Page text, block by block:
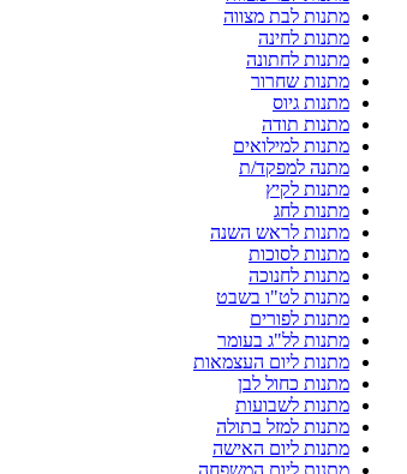
מתנות לבת מצווה
מתנות לחינה
מתנות לחתונה
מתנות שחרור
מתנות גיוס
מתנות תודה
מתנות למילואים
מתנה למפקד/ת
מתנות לקיץ
מתנות לחג
מתנות לראש השנה
מתנות לסוכות
מתנות לחנוכה
מתנות לט"ו בשבט
מתנות לפורים
מתנות לל"ג בעומר
מתנות ליום העצמאות
מתנות כחול לבן
מתנות לשבועות
מתנות למזל בתולה
מתנות ליום האישה
מתנות ליום המשפחה